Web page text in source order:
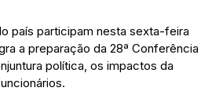
país participam nesta sexta-feira
a preparação da 28ª Conferência
política, os impactos da